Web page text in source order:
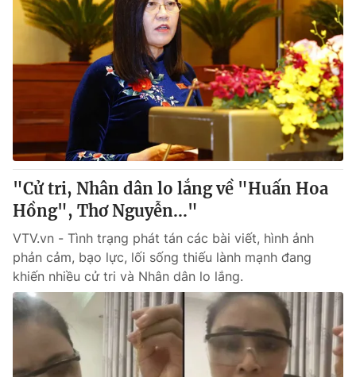
"Cử tri, Nhân dân lo lắng về "Huấn Hoa
Hồng", Thơ Nguyễn..."
VTV.vn - Tình trạng phát tán các bài viết, hình ảnh
phản cảm, bạo lực, lối sống thiếu lành mạnh đang
khiến nhiều cử tri và Nhân dân lo lắng.